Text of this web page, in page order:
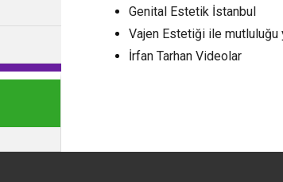
Genital Estetik İstanbul
Vajen Estetiği ile mutluluğu
İrfan Tarhan Videolar